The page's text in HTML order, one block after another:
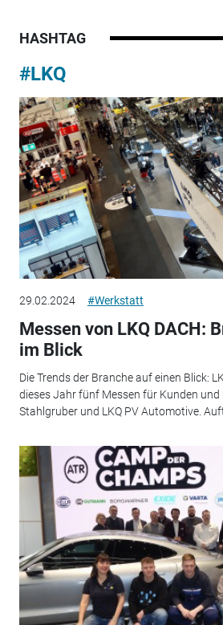
HASHTAG
#LKQ
29.02.2024 #Werkstatt
Messen von LKQ DACH:
im Blick
Die Trends der Branche auf einen Blick:
dieses Jahr fünf Messen für Kunden und
Stahlgruber und LKQ PV Automotive.